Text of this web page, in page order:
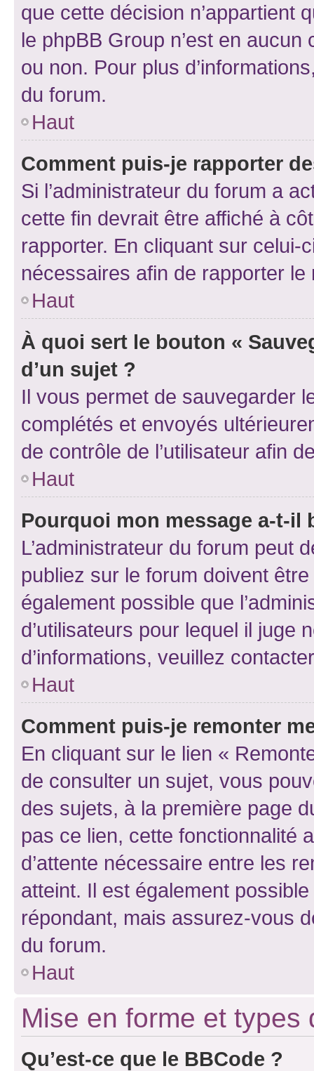
que cette décision n’appartient
le phpBB Group n’est en
ou non. Pour plus
du forum.
Haut
Comment puis-je rapporter
Si l’administrateur du forum a
cette fin devrait être affiché à
rapporter. En cliquant sur
nécessaires afin de rapporter le
Haut
À quoi sert le bouton «
d’un sujet ?
Il vous permet de sauvegarder
complétés et envoyés
de contrôle de l’utilisateur afin
Haut
Pourquoi mon message a-t-il
L’administrateur du forum peut
publiez sur le forum doivent
également possible que
d’utilisateurs pour lequel il juge
d’informations, veuillez
Haut
Comment puis-je remonter
En cliquant sur le lien «
de consulter un sujet, vous
des sujets, à la première page
pas ce lien, cette fonctionnalité
d’attente nécessaire entre les
atteint. Il est également
répondant, mais assurez-vous
du forum.
Haut
Mise en forme et types
Qu’est-ce que le BBCode ?